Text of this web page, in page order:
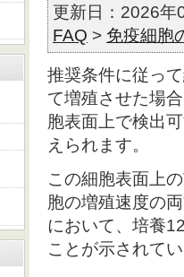
更新日：2026
FAQ > 免疫細胞
推奨条件に従っ
て増殖させた場
胞表面上で検出
えられます。
この細胞表面上の
胞の増殖速度の
において、培養
ことが示されて